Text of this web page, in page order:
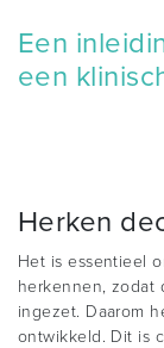
Een
een
Herken
Het is essentieel
herkennen, zodat
ingezet. Daarom
ontwikkeld. Dit is